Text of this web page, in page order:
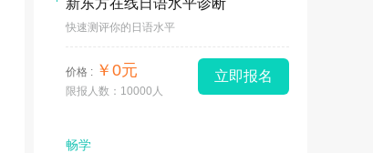
新东方在线日语水平诊断
快速测评你的日语水平
价格 : ￥0元
限报人数：10000人
立即报名
畅学